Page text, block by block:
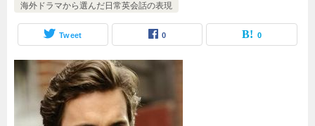
海外ドラマから選んだ日常英会話の表現
Tweet 0 0